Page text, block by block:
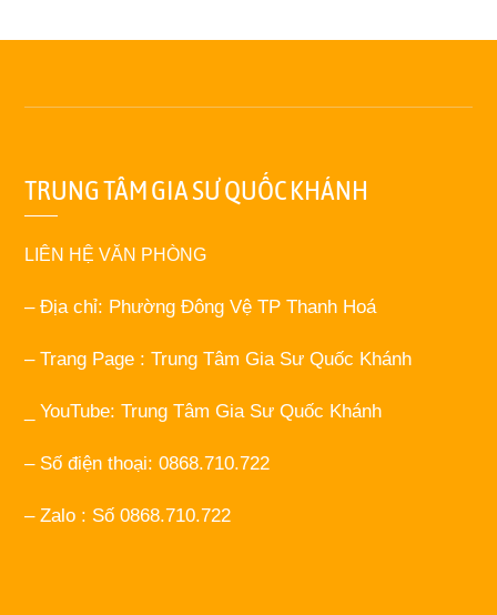
TRUNG TÂM GIA SƯ QUỐC KHÁNH
LIÊN HỆ VĂN PHÒNG
– Địa chỉ: Phường Đông Vệ TP Thanh Hoá
– Trang Page : Trung Tâm Gia Sư Quốc Khánh
_ YouTube: Trung Tâm Gia Sư Quốc Khánh
– Số điện thoại: 0868.710.722
– Zalo : Số 0868.710.722